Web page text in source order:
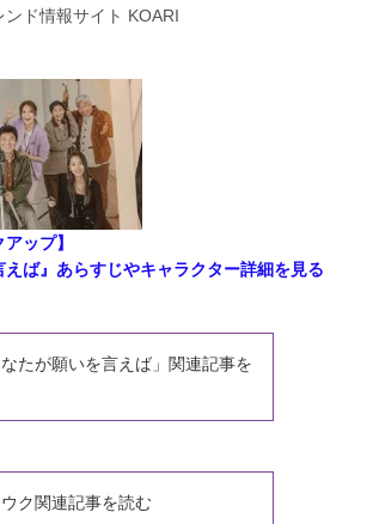
ド情報サイト KOARI
ップ】
えば』あらすじやキャラクター詳細を見る
なたが願いを言えば」関連記事を
ク関連記事を読む